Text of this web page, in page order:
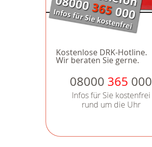
Kostenlose DRK-Hotline.
Wir beraten Sie gerne.
08000 365 000
Infos für Sie kostenfrei
rund um die Uhr